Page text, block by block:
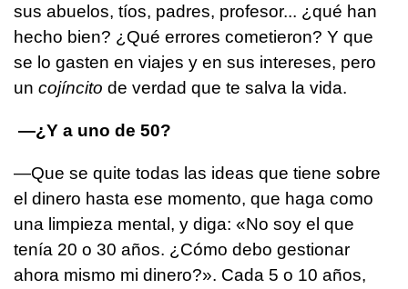
sus abuelos, tíos, padres, profesor... ¿qué han
hecho bien? ¿Qué errores cometieron? Y que
se lo gasten en viajes y en sus intereses, pero
un cojíncito de verdad que te salva la vida.
—¿Y a uno de 50?
—Que se quite todas las ideas que tiene sobre
el dinero hasta ese momento, que haga como
una limpieza mental, y diga: «No soy el que
tenía 20 o 30 años. ¿Cómo debo gestionar
ahora mismo mi dinero?». Cada 5 o 10 años,